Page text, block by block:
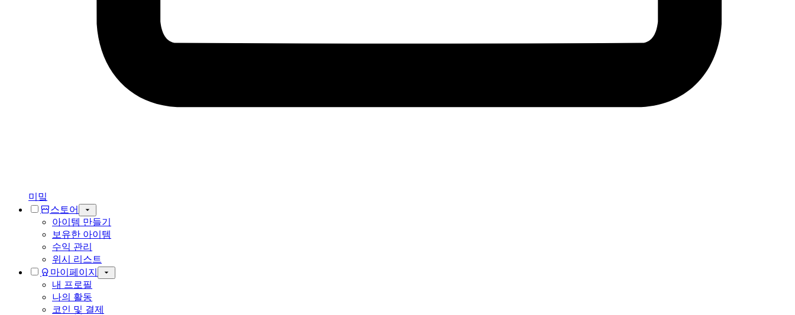
미밐
스토어
아이템 만들기
보유한 아이템
수익 관리
위시 리스트
마이페이지
내 프로필
나의 활동
코인 및 결제